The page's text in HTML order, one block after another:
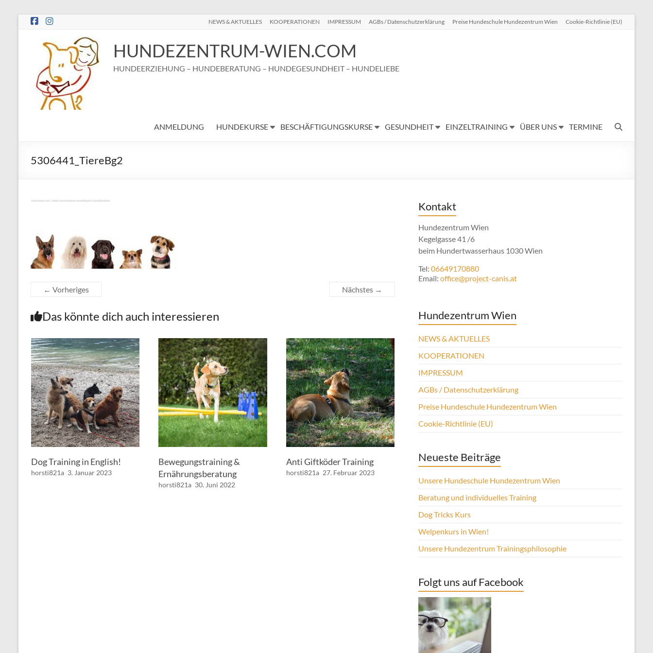
Zum
Inhalt
NEWS & AKTUELLES KOOPERATIONEN IMPRESSUM AGBs / Datenschutzerklärung Preise Hundeschule Hundezentrum Wien Cookie-Richtlinie (EU)
HUNDEZENTRUM-WIEN.COM
HUNDEERZIEHUNG – HUNDEBERATUNG – HUNDEGESUNDHEIT – HUNDELIEBE
ANMELDUNG HUNDEKURSE BESCHÄFTIGUNGSKURSE GESUNDHEIT EINZELTRAINING ÜBER UNS TERMINE
5306441_TiereBg2
← Vorheriges Nächstes →
Das könnte dich auch interessieren
Dog Training in English!
horsti821a 3. Januar 2023
Bewegungstraining &
Ernährungsberatung
horsti821a 30. Juni 2022
Anti Giftköder Training
horsti821a 27. Februar 2023
Kontakt
Hundezentrum Wien
Kegelgasse 41 /6
beim Hundertwasserhaus 1030 Wien
Tel: 06649170880
Email: office@project-canis.at
Hundezentrum Wien
NEWS & AKTUELLES
KOOPERATIONEN
IMPRESSUM
AGBs / Datenschutzerklärung
Preise Hundeschule Hundezentrum Wien
Cookie-Richtlinie (EU)
Neueste Beiträge
Unsere Hundeschule Hundezentrum Wien
Beratung und individuelles Training
Dog Tricks Kurs
Welpenkurs in Wien!
Unsere Hundezentrum Trainingsphilosophie
Folgt uns auf Facebook